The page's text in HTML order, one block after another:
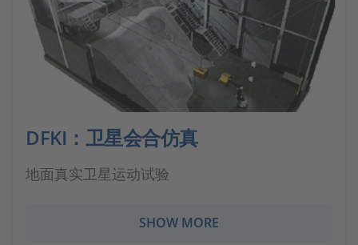
DFKI：卫星会合仿真
地面真实卫星运动试验
SHOW MORE